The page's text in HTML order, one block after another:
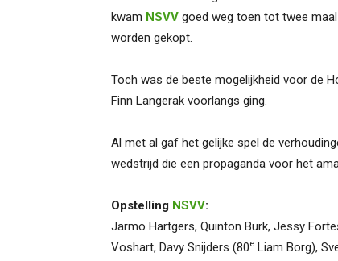
kwam NSVV goed weg toen tot twee
worden gekopt.
Toch was de beste mogelijkheid voor de
Finn Langerak voorlangs ging.
Al met al gaf het gelijke spel de
wedstrijd die een propaganda voor het
Opstelling NSVV:
Jarmo Hartgers, Quinton Burk, Jessy
Voshart, Davy Snijders (80e Liam Borg),